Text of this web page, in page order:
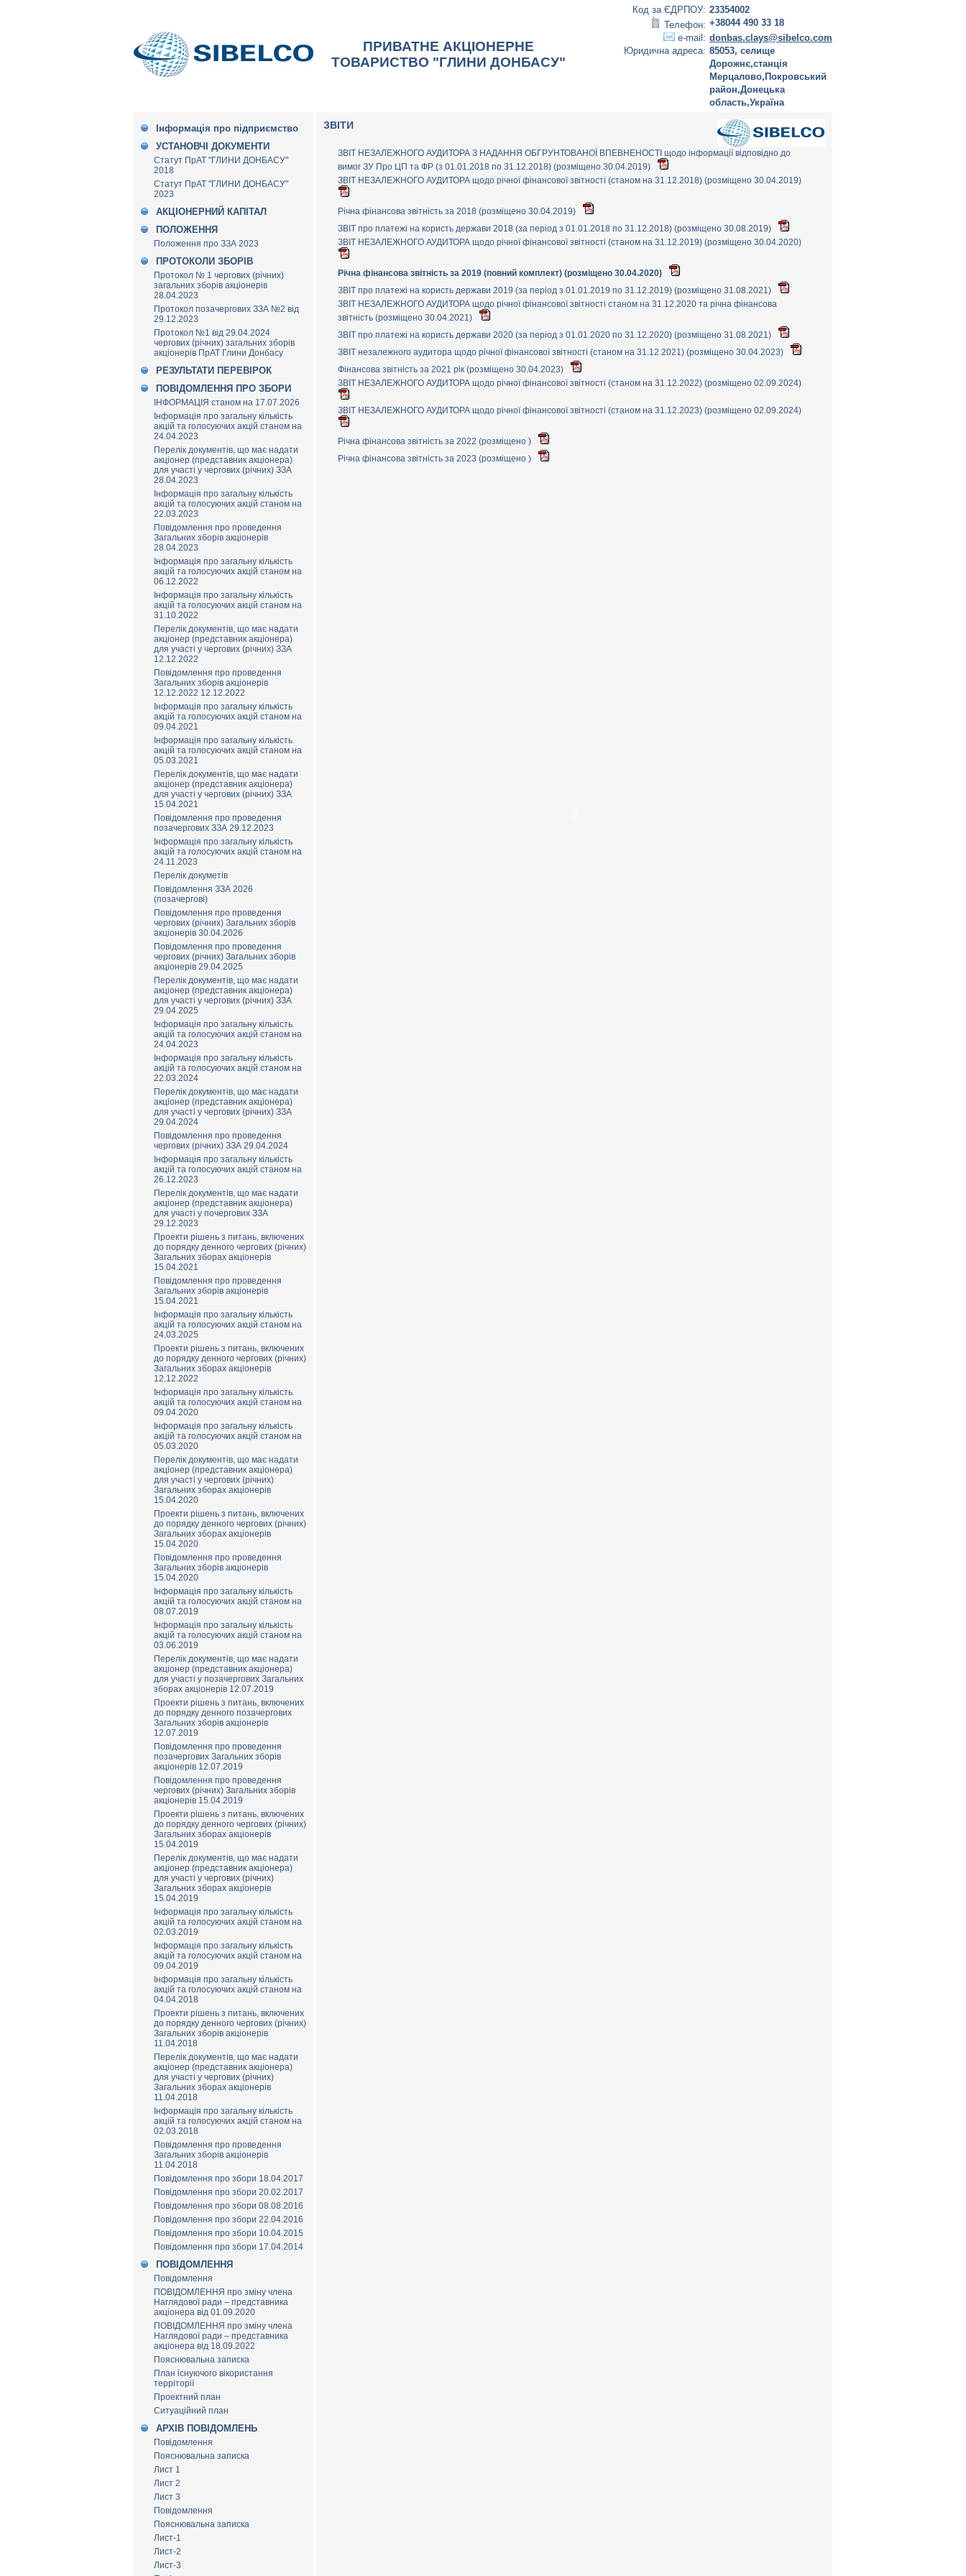
ПРИВАТНЕ АКЦIОНЕРНЕ
ТОВАРИСТВО "ГЛИНИ ДОНБАСУ"
Код за ЄДРПОУ: 23354002
Телефон: +38044 490 33 18
e-mail: donbas.clays@sibelco.com
Юридична адреса: 85053, селище
Дорожнє,станцiя
Мерцалово,Покровський
район,Донецька
область,Україна
Інформація про підприємство
УСТАНОВЧІ ДОКУМЕНТИ
Статут ПрАТ "ГЛИНИ ДОНБАСУ"
2018
Статут ПрАТ "ГЛИНИ ДОНБАСУ"
2023
АКЦІОНЕРНИЙ КАПІТАЛ
ПОЛОЖЕННЯ
Положення про ЗЗА 2023
ПРОТОКОЛИ ЗБОРІВ
Протокол № 1 чергових (річних)
загальних зборів акціонерів
28.04.2023
Протокол позачергових ЗЗА №2 від
29.12.2023
Протокол №1 від 29.04.2024
чергових (річних) загальних зборів
акціонерів ПрАТ Глини Донбасу
РЕЗУЛЬТАТИ ПЕРЕВІРОК
ПОВІДОМЛЕННЯ ПРО ЗБОРИ
ІНФОРМАЦІЯ станом на 17.07.2026
Інформація про загальну кількість
акцій та голосуючих акцій станом на
24.04.2023
Перелік документів, що має надати
акціонер (представник акціонера)
для участі у чергових (річних) ЗЗА
28.04.2023
Інформація про загальну кількість
акцій та голосуючих акцій станом на
22.03.2023
Повідомлення про проведення
Загальних зборів акціонерів
28.04.2023
Інформація про загальну кількість
акцій та голосуючих акцій станом на
06.12.2022
Інформація про загальну кількість
акцій та голосуючих акцій станом на
31.10.2022
Перелік документів, що має надати
акціонер (представник акціонера)
для участі у чергових (річних) ЗЗА
12.12.2022
Повідомлення про проведення
Загальних зборів акціонерів
12.12.2022 12.12.2022
Інформація про загальну кількість
акцій та голосуючих акцій станом на
09.04.2021
Інформація про загальну кількість
акцій та голосуючих акцій станом на
05.03.2021
Перелік документів, що має надати
акціонер (представник акціонера)
для участі у чергових (річних) ЗЗА
15.04.2021
Повідомлення про проведення
позачергових ЗЗА 29.12.2023
Інформація про загальну кількість
акцій та голосуючих акцій станом на
24.11.2023
Перелік докуметів
Повідомлення ЗЗА 2026
(позачерговi)
Повідомлення про проведення
чергових (річних) Загальних зборів
акціонерів 30.04.2026
Повідомлення про проведення
чергових (річних) Загальних зборів
акціонерів 29.04.2025
Перелік документів, що має надати
акціонер (представник акціонера)
для участі у чергових (річних) ЗЗА
29.04.2025
Інформація про загальну кількість
акцій та голосуючих акцій станом на
24.04.2023
Інформація про загальну кількість
акцій та голосуючих акцій станом на
22.03.2024
Перелік документів, що має надати
акціонер (представник акціонера)
для участі у чергових (річних) ЗЗА
29.04.2024
Повідомлення про проведення
чергових (річних) ЗЗА 29.04.2024
Інформація про загальну кількість
акцій та голосуючих акцій станом на
26.12.2023
Перелік документів, що має надати
акціонер (представник акціонера)
для участі у почергових ЗЗА
29.12.2023
Проекти рішень з питань, включених
до порядку денного чергових (річних)
Загальних зборах акціонерів
15.04.2021
Повідомлення про проведення
Загальних зборів акціонерів
15.04.2021
Інформація про загальну кількість
акцій та голосуючих акцій станом на
24.03.2025
Проекти рішень з питань, включених
до порядку денного чергових (річних)
Загальних зборах акціонерів
12.12.2022
Інформація про загальну кількість
акцій та голосуючих акцій станом на
09.04.2020
Інформація про загальну кількість
акцій та голосуючих акцій станом на
05.03.2020
Перелік документів, що має надати
акціонер (представник акціонера)
для участі у чергових (річних)
Загальних зборах акціонерів
15.04.2020
Проекти рішень з питань, включених
до порядку денного чергових (річних)
Загальних зборах акціонерів
15.04.2020
Повідомлення про проведення
Загальних зборів акціонерів
15.04.2020
Інформація про загальну кількість
акцій та голосуючих акцій станом на
08.07.2019
Інформація про загальну кількість
акцій та голосуючих акцій станом на
03.06.2019
Перелік документів, що має надати
акціонер (представник акціонера)
для участі у позачергових Загальних
зборах акціонерів 12.07.2019
Проекти рішень з питань, включених
до порядку денного позачергових
Загальних зборів акціонерів
12.07.2019
Повідомлення про проведення
позачергових Загальних зборів
акціонерів 12.07.2019
Повідомлення про проведення
чергових (річних) Загальних зборів
акціонерів 15.04.2019
Проекти рішень з питань, включених
до порядку денного чергових (річних)
Загальних зборах акціонерів
15.04.2019
Перелік документів, що має надати
акціонер (представник акціонера)
для участі у чергових (річних)
Загальних зборах акціонерів
15.04.2019
Інформація про загальну кількість
акцій та голосуючих акцій станом на
02.03.2019
Інформація про загальну кількість
акцій та голосуючих акцій станом на
09.04.2019
Інформація про загальну кількість
акцій та голосуючих акцій станом на
04.04.2018
Проекти рішень з питань, включених
до порядку денного чергових (річних)
Загальних зборів акціонерів
11.04.2018
Перелік документів, що має надати
акціонер (представник акціонера)
для участі у чергових (річних)
Загальних зборах акціонерів
11.04.2018
Інформація про загальну кількість
акцій та голосуючих акцій станом на
02.03.2018
Повідомлення про проведення
Загальних зборів акціонерів
11.04.2018
Повідомлення про збори 18.04.2017
Повідомлення про збори 20.02.2017
Повідомлення про збори 08.08.2016
Повідомлення про збори 22.04.2016
Повідомлення про збори 10.04.2015
Повідомлення про збори 17.04.2014
ПОВІДОМЛЕННЯ
Повідомлення
ПОВІДОМЛЕННЯ про зміну члена
Наглядової ради – представника
акціонера від 01.09.2020
ПОВІДОМЛЕННЯ про зміну члена
Наглядової ради – представника
акціонера від 18.09.2022
Пояснювальна записка
План існуючого вікористання
терріторії
Проектний план
Ситуаційний план
АРХІВ ПОВІДОМЛЕНЬ
Повідомлення
Пояснювальна записка
Лист 1
Лист 2
Лист 3
Повідомлення
Пояснювальна записка
Лист-1
Лист-2
Лист-3
ЗВІТИ
ЗВІТ НЕЗАЛЕЖНОГО АУДИТОРА З НАДАННЯ ОБГРУНТОВАНОЇ ВПЕВНЕНОСТІ щодо інформації відповідно до
вимог ЗУ Про ЦП та ФР (з 01.01.2018 по 31.12.2018) (розміщено 30.04.2019)
ЗВІТ НЕЗАЛЕЖНОГО АУДИТОРА щодо річної фінансової звітності (станом на 31.12.2018) (розміщено 30.04.2019)
Річна фінансова звітність за 2018 (розміщено 30.04.2019)
ЗВІТ про платежі на користь держави 2018 (за період з 01.01.2018 по 31.12.2018) (розміщено 30.08.2019)
ЗВІТ НЕЗАЛЕЖНОГО АУДИТОРА щодо річної фінансової звітності (станом на 31.12.2019) (розміщено 30.04.2020)
Річна фінансова звітність за 2019 (повний комплект) (розміщено 30.04.2020)
ЗВІТ про платежі на користь держави 2019 (за період з 01.01.2019 по 31.12.2019) (розміщено 31.08.2021)
ЗВІТ НЕЗАЛЕЖНОГО АУДИТОРА щодо річної фінансової звітності станом на 31.12.2020 та річна фінансова
звітність (розміщено 30.04.2021)
ЗВІТ про платежі на користь держави 2020 (за період з 01.01.2020 по 31.12.2020) (розміщено 31.08.2021)
ЗВІТ незалежного аудитора щодо річної фінансової звітності (станом на 31.12.2021) (розміщено 30.04.2023)
Фінансова звітність за 2021 рік (розміщено 30.04.2023)
ЗВІТ НЕЗАЛЕЖНОГО АУДИТОРА щодо річної фінансової звітності (станом на 31.12.2022) (розміщено 02.09.2024)
ЗВІТ НЕЗАЛЕЖНОГО АУДИТОРА щодо річної фінансової звітності (станом на 31.12.2023) (розміщено 02.09.2024)
Річна фінансова звітність за 2022 (розміщено )
Річна фінансова звітність за 2023 (розміщено )